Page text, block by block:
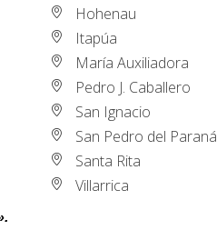
Hohenau
Itapúa
María Auxiliadora
Pedro J. Caballero
San Ignacio
San Pedro del Paraná
Santa Rita
Villarrica